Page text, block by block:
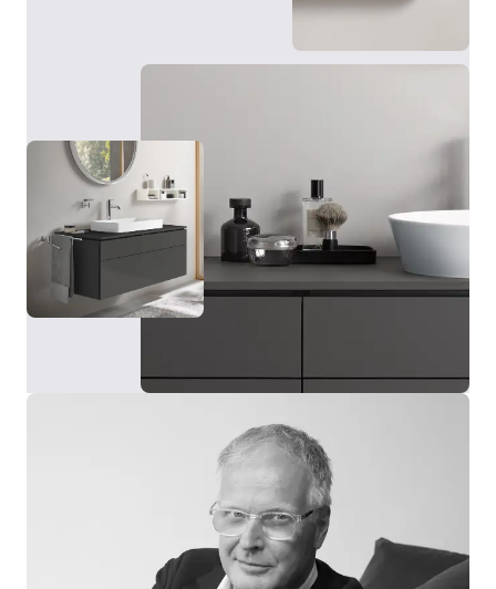
integrada. En función de las preferencias y de las
condiciones del espacio, el armario espejo puede
instalarse en superficie o empotrarse en la pared
se adapta a distintos lavabos y estilos de baño.
Además, puede incorporar opcionalmente una
iluminación adicional para el lavabo, que garantiza
una iluminación óptima de la zona.
Mostrar espejos y armarios espejos